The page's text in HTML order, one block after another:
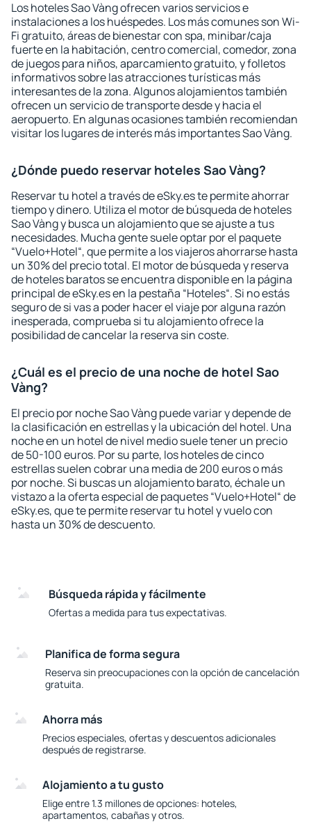
Los hoteles Sao Vàng ofrecen varios servicios e
instalaciones a los huéspedes. Los más comunes son Wi-
Fi gratuito, áreas de bienestar con spa, minibar/caja
fuerte en la habitación, centro comercial, comedor, zona
de juegos para niños, aparcamiento gratuito, y folletos
informativos sobre las atracciones turísticas más
interesantes de la zona. Algunos alojamientos también
ofrecen un servicio de transporte desde y hacia el
aeropuerto. En algunas ocasiones también recomiendan
visitar los lugares de interés más importantes Sao Vàng.
¿Dónde puedo reservar hoteles Sao Vàng?
Reservar tu hotel a través de eSky.es te permite ahorrar
tiempo y dinero. Utiliza el motor de búsqueda de hoteles
Sao Vàng y busca un alojamiento que se ajuste a tus
necesidades. Mucha gente suele optar por el paquete
“Vuelo+Hotel“, que permite a los viajeros ahorrarse hasta
un 30% del precio total. El motor de búsqueda y reserva
de hoteles baratos se encuentra disponible en la página
principal de eSky.es en la pestaña “Hoteles“. Si no estás
seguro de si vas a poder hacer el viaje por alguna razón
inesperada, comprueba si tu alojamiento ofrece la
posibilidad de cancelar la reserva sin coste.
¿Cuál es el precio de una noche de hotel Sao
Vàng?
El precio por noche Sao Vàng puede variar y depende de
la clasificación en estrellas y la ubicación del hotel. Una
noche en un hotel de nivel medio suele tener un precio
de 50-100 euros. Por su parte, los hoteles de cinco
estrellas suelen cobrar una media de 200 euros o más
por noche. Si buscas un alojamiento barato, échale un
vistazo a la oferta especial de paquetes “Vuelo+Hotel“ de
eSky.es, que te permite reservar tu hotel y vuelo con
hasta un 30% de descuento.
Búsqueda rápida y fácilmente
Ofertas a medida para tus expectativas.
Planifica de forma segura
Reserva sin preocupaciones con la opción de cancelación
gratuita.
Ahorra más
Precios especiales, ofertas y descuentos adicionales
después de registrarse.
Alojamiento a tu gusto
Elige entre 1.3 millones de opciones: hoteles,
apartamentos, cabañas y otros.